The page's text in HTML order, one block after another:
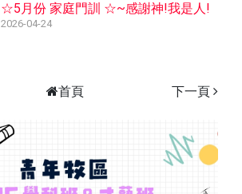
☆5月份 家庭門訓 ☆~感謝神!我是人!
2026-04-24
下一頁
首頁